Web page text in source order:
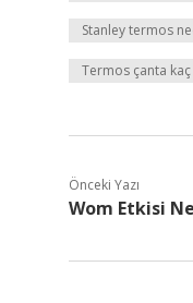
Stanley termos
Termos çanta
Önceki Yazı
Wom Etkisi